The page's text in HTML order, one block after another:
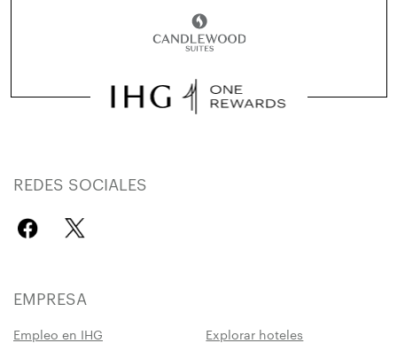
REDES SOCIALES
EMPRESA
Empleo en IHG
Explorar hoteles